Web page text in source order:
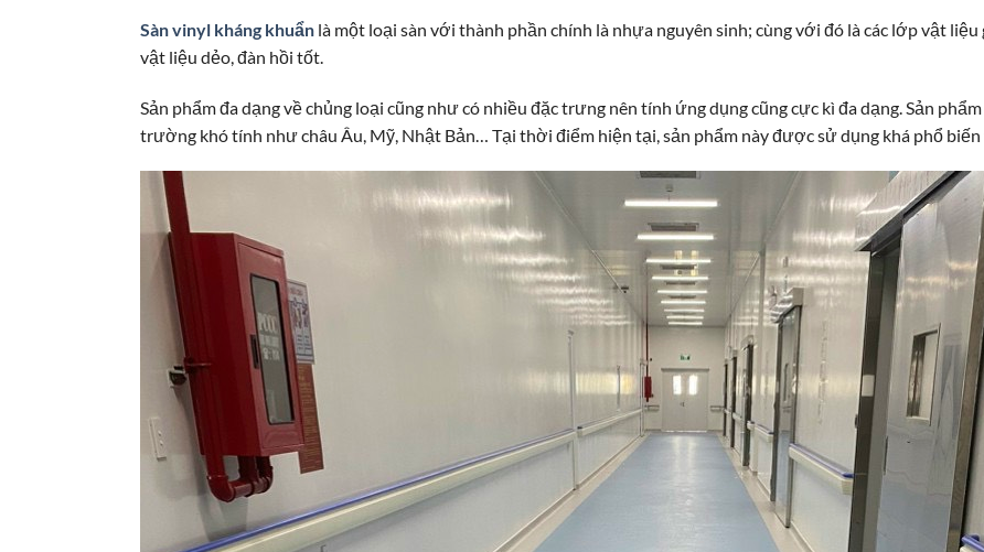
Sàn vinyl kháng khuẩn là một loại sàn với thành phần chính là nhựa nguyên sinh; cùng với đó là các lớp vật
vật liệu dẻo, đàn hồi tốt.
Sản phẩm đa dạng về chủng loại cũng như có nhiều đặc trưng nên tính ứng dụng cũng cực kì đa dạng. Sản
trường khó tính như châu Âu, Mỹ, Nhật Bản… Tại thời điểm hiện tại, sản phẩm này được sử dụng khá phổ